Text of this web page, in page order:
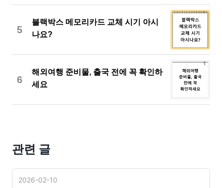
5
블랙박스 메모리카드 교체 시기 아시
나요?
6
해외여행 준비물, 출국 전에 꼭 확인하
세요
관련 글
2026-02-10